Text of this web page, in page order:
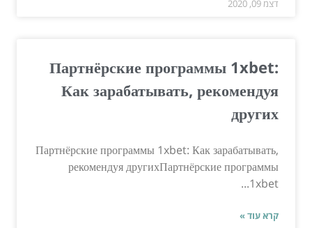
דצמ 09, 2020
Партнёрские программы 1xbet:
Как зарабатывать, рекомендуя
других
Партнёрские программы 1xbet: Как зарабатывать,
рекомендуя другихПартнёрские программы
1xbet...
קרא עוד »